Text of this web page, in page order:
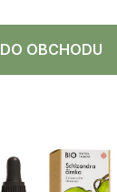
DO OBCHODU